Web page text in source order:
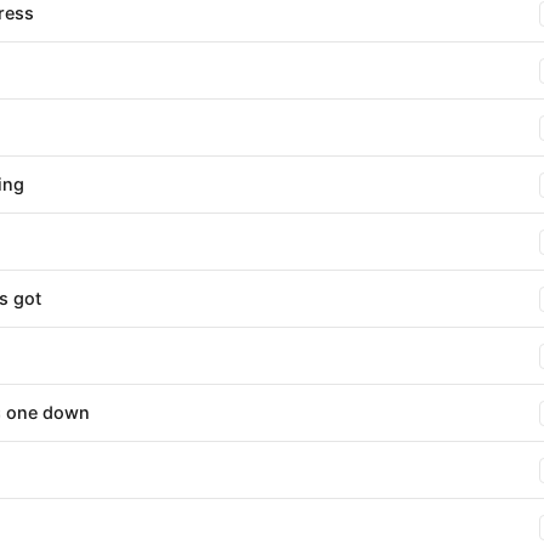
got
one down